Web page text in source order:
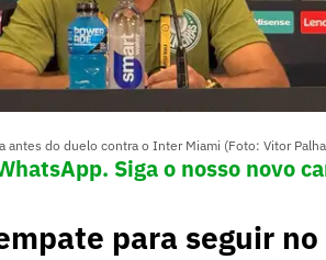
do duelo contra o Inter Miami (Foto: Vitor
Siga o nosso novo
para seguir